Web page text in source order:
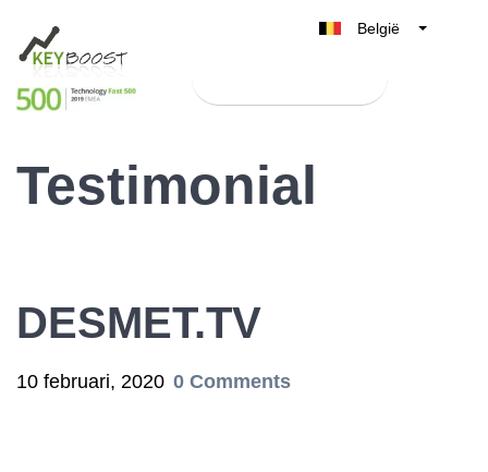
België
Nederland
Testimonial
DESMET.TV
10 februari, 2020 0 Comments